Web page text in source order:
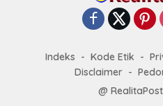
Indeks Kode Etik
Disclaimer
@